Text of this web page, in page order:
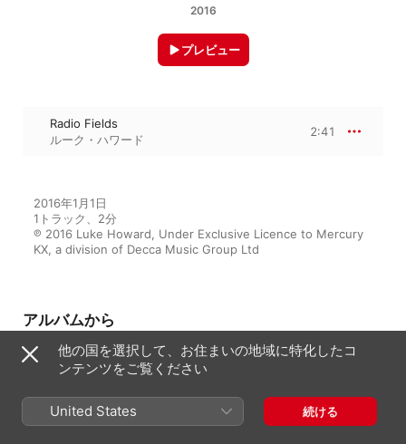
2016
プレビュー
Radio Fields
ルーク・ハワード
2:41
2016年1月1日
1トラック、2分
℗ 2016 Luke Howard, Under Exclusive Licence to Mercury
KX, a division of Decca Music Group Ltd
アルバムから
Two Places
ルーク・ハワード
他の国を選択して、お住まいの地域に特化したコ
ンテンツをご覧ください
United States 続ける